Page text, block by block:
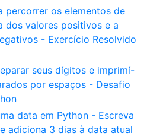
percorrer os elementos de
dos valores positivos e a
- Exercício Resolvido
seus dígitos e imprimí-
por espaços - Desafio
data em Python - Escreva
adiciona 3 dias à data atual